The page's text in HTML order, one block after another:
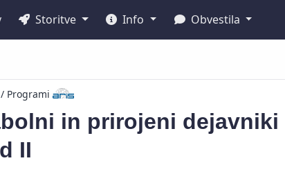
Storitve Info Obvestila
Programi
in prirojeni
II